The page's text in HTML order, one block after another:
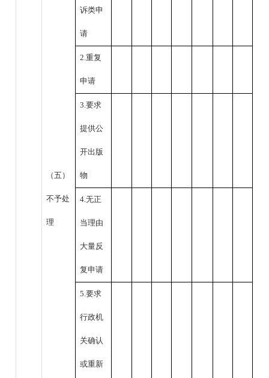
（五）
不予处
理
诉类申
请
2.重复
申请
3.要求
提供公
开出版
物
4.无正
当理由
大量反
复申请
5.要求
行政机
关确认
或重新